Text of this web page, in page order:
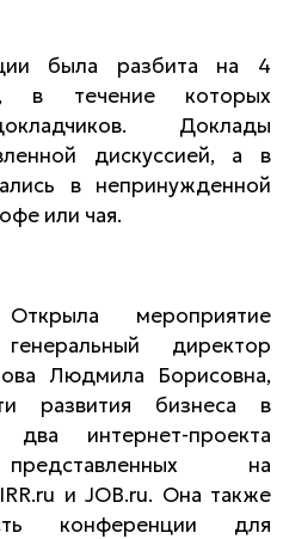
была разбита на 4
в течение которых
Доклады
дискуссией, а в
в непринужденной
или чая.
Открыла мероприятие
генеральный директор
Людмила Борисовна,
развития бизнеса в
два интернет-проекта
на
и JOB.ru. Она также
конференции для